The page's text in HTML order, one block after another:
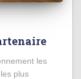
les
plus